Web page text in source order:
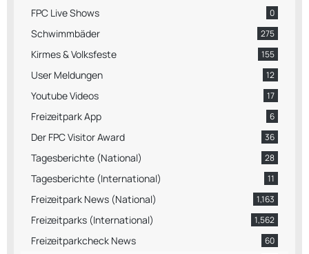
FPC Live Shows 0
Schwimmbäder 275
Kirmes & Volksfeste 155
User Meldungen 12
Youtube Videos 17
Freizeitpark App 6
Der FPC Visitor Award 36
Tagesberichte (National) 28
Tagesberichte (International) 11
Freizeitpark News (National) 1,163
Freizeitparks (International) 1,562
Freizeitparkcheck News 60